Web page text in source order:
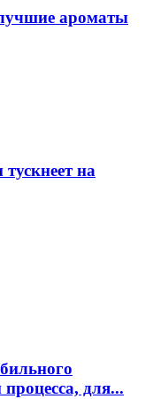
ароматы
на
процесса, для...